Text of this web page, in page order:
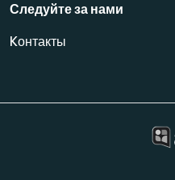
Следуйте за нами
Kонтакты